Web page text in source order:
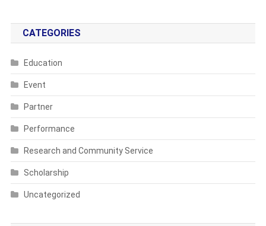
CATEGORIES
Education
Event
Partner
Performance
Research and Community Service
Scholarship
Uncategorized